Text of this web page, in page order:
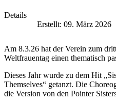
Details
Erstellt: 09. März 2026
Am 8.3.26 hat der Verein zum
Weltfrauentag einen thematisch
Dieses Jahr wurde zu dem Hit
Themselves“ getanzt. Die
die Version von den Pointer